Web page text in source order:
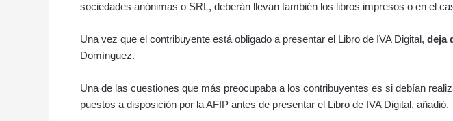
sociedades anónimas o SRL, deberán llevan también los libros impresos o en el
Una vez que el contribuyente está obligado a presentar el Libro de IVA Digital, deja
Domínguez.
Una de las cuestiones que más preocupaba a los contribuyentes es si debían
puestos a disposición por la AFIP antes de presentar el Libro de IVA Digital, añadió.